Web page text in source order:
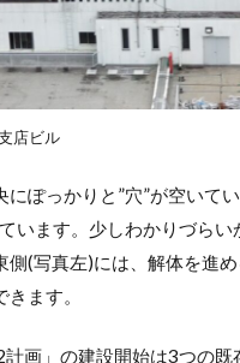
店ビル
にぽっかりと”穴”が空いて
います。少しわかりづらい
側(写真左)には、解体を進
ます。
計画」の建設開始は3つの